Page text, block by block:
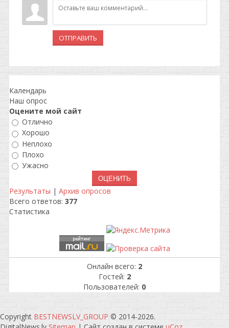
ОТПРАВИТЬ
Календарь
Наш опрос
Оцените мой сайт
Отлично
Хорошо
Неплохо
Плохо
Ужасно
Результаты | Архив опросов
Всего ответов: 377
Статистика
Онлайн всего: 2
Гостей: 2
Пользователей: 0
Copyright BESTNEWSLV_GROUP © 2014-2026.